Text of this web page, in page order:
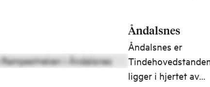
Åndalsnes
Åndalsnes er
ligger i hjertet av